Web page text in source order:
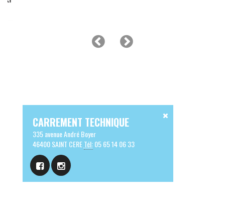
CARREMENT TECHNIQUE
335 avenue André Boyer
46400 SAINT CERETél:05 65 14 06 33